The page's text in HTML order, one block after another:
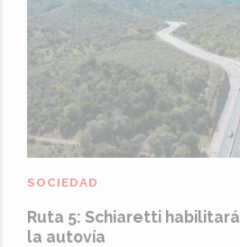
Ruta 5: Schiaretti
la autovía
SOCIEDAD